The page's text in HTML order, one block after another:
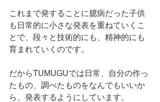
これまで発することに臆病だった子供
も日常的に小さな発表を重ねていくこ
とで、段々と技術的にも、精神的にも
育まれていくのです。
だからTUMUGUでは日常、自分の作っ
たもの、調べたものをなんでもいいか
ら、発表するようにしています。